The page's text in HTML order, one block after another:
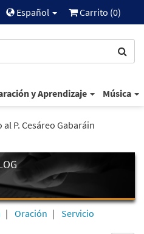
Español Carrito (0)
y Aprendizaje Música
P. Cesáreo Gabaráin
Oración Servicio